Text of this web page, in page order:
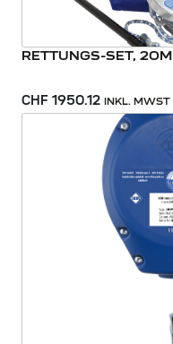
RETTUNGS-SET, 20M
CHF 1950.12 INKL. MWST